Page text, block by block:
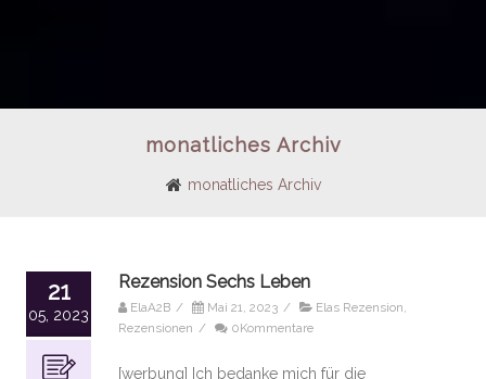
monatliches Archiv
monatliches Archiv
21
05, 2023
Rezension Sechs Leben
ElaA2B / Mai 21, 2023 / Elas Rezension
Rezensionen / 0Kommentare
[werbung] Ich bedanke mich für die